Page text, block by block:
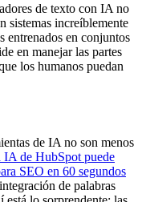
de texto con IA no
sistemas increíblemente
entrenados en conjuntos
en manejar las partes
los humanos puedan
de IA no son menos
IA de HubSpot puede
SEO en 60 segundos
de palabras